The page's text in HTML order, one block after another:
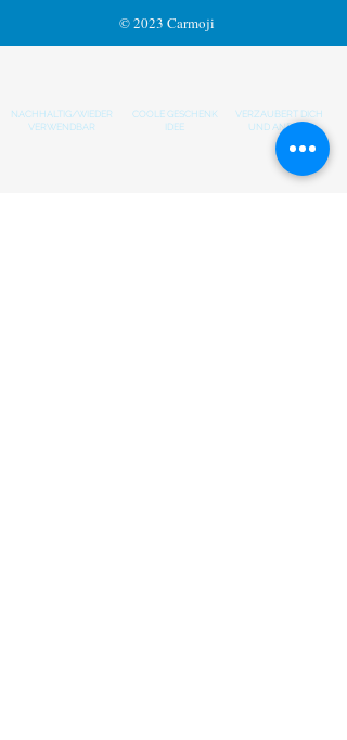
© 2023 Carmoji
NACHHALTIG/WIEDER
VERWENDBAR
COOLE GESCHENK
IDEE
VERZAUBERT DICH
UND ANDERE